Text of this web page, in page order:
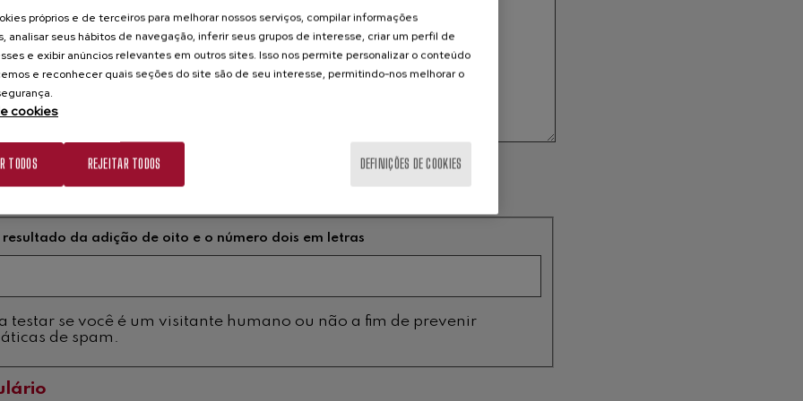
de privacidade
resultado da adição de oito e o número dois em letras
se você é um visitante humano ou não a fim de prevenir
de spam.
próprios e de terceiros para melhorar nossos serviços, compilar informações
analisar seus hábitos de navegação, inferir seus grupos de interesse, criar um perfil de
e exibir anúncios relevantes em outros sites. Isso nos permite personalizar o conteúdo
e reconhecer quais seções do site são de seu interesse, permitindo-nos melhorar o
cookies
REJEITAR TODOS
TODOS DEFINIÇÕES DE COOKIES